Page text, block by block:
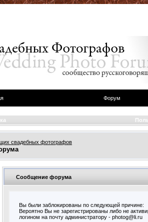
Форум
свадебных фотографов
Сообщение форума
Вы были заблокированы по следующей причине:
Вероятно Вы не зарегистрированы либо не
логином на почту администратору - photog@li.ru